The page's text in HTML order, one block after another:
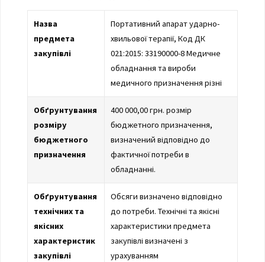
Назва
предмета
закупівлі
Портативний апарат ударно-
хвильової терапії, Код ДК
021:2015: 33190000-8 Медичне
обладнання та вироби
медичного призначення різні
Обґрунтування
розміру
бюджетного
призначення
400 000,00 грн. розмір
бюджетного призначення,
визначений відповідно до
фактичної потреби в
обладнанні.
Обґрунтування
технічних та
якісних
характеристик
закупівлі
Обсяги визначено відповідно
до потреби. Технічні та якісні
характеристики предмета
закупівлі визначені з
урахуванням